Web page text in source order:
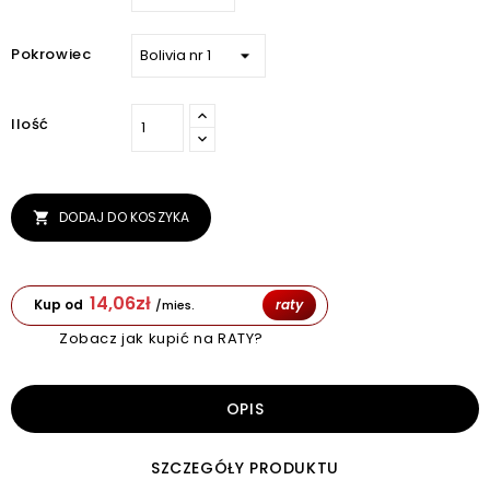
Pokrowiec
Ilość
 DODAJ DO KOSZYKA
Kup od 14,06zł /mies. raty
Zobacz jak kupić na RATY?
OPIS
SZCZEGÓŁY PRODUKTU